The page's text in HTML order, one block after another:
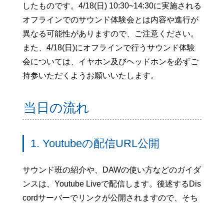
したものです。4/18(日) 10:30~14:30に実施される
オフラインでのサウンド体験会とは内容や進行が
異なる可能性がありますので、ご注意ください。
また、4/18(日)にオフラインで行うサウンド体験
会については、イヤホン及びヘッドホンを必ずご
持参いただくようお願いいたします。
当日の流れ
1. Youtubeの配信URL公開
サウンド班の紹介や、DAWの使い方などのガイダ
ンスは、Youtube Liveで配信します。後述するDis
cordサーバーでリンクが公開されますので、そち